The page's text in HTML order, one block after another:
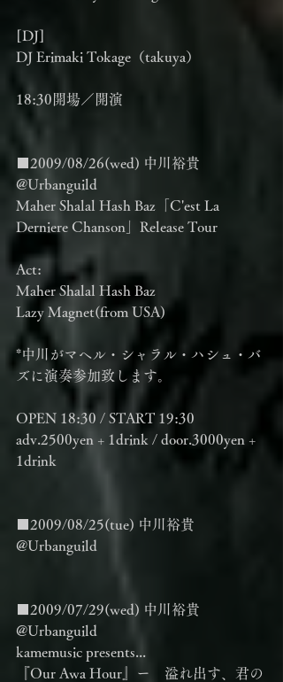
[DJ]
DJ Erimaki Tokage（takuya）
18:30開場／開演
■2009/08/26(wed) 中川裕貴
@Urbanguild
Maher Shalal Hash Baz「C'est La
Derniere Chanson」Release Tour
Act:
Maher Shalal Hash Baz
Lazy Magnet(from USA)
*中川がマヘル・シャラル・ハシュ・バ
ズに演奏参加致します。
OPEN 18:30 / START 19:30
adv.2500yen + 1drink / door.3000yen +
1drink
■2009/08/25(tue) 中川裕貴
@Urbanguild
■2009/07/29(wed) 中川裕貴
@Urbanguild
kamemusic presents...
『Our Awa Hour』ー　溢れ出す、君の